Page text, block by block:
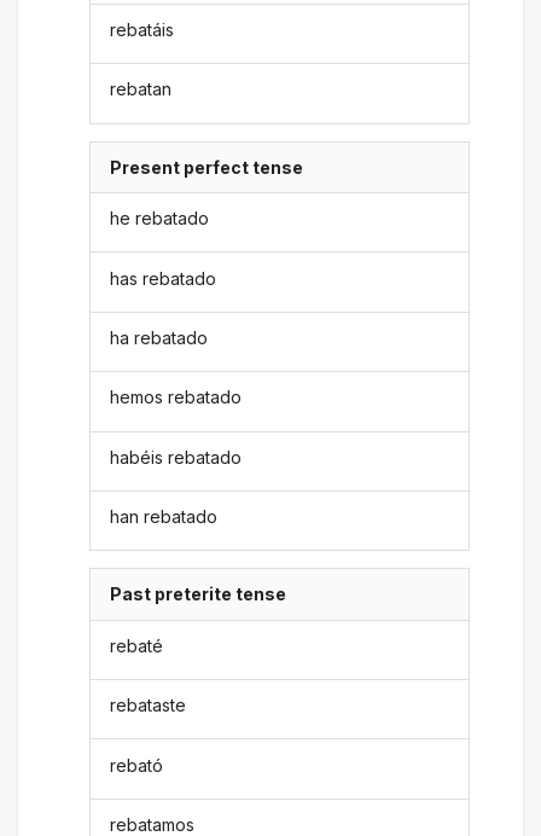
rebatáis
rebatan
Present perfect tense
he rebatado
has rebatado
ha rebatado
hemos rebatado
habéis rebatado
han rebatado
Past preterite tense
rebaté
rebataste
rebató
rebatamos